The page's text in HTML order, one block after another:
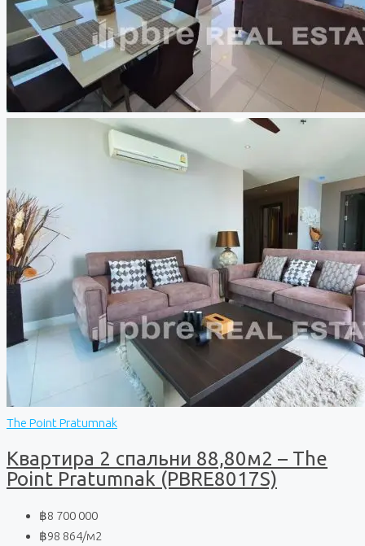
The Point Pratumnak
Квартира 2 спальни 88,80м2 – The
Point Pratumnak (PBRE8017S)
฿8 700 000
฿98 864/м2